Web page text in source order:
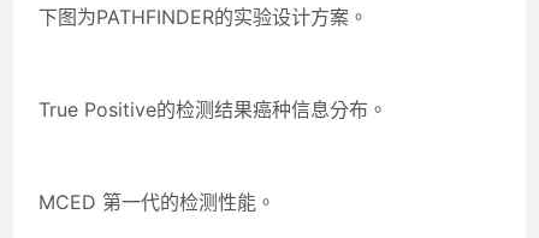
下图为PATHFINDER的实验设计方案。
True Positive的检测结果癌种信息分布。
MCED 第一代的检测性能。